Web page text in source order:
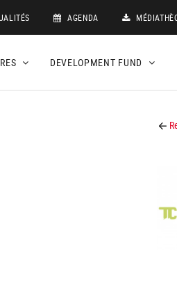
AGENDA
DEVELOPMENT FUND